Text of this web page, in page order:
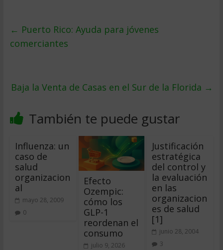
← Puerto Rico: Ayuda para jóvenes
comerciantes
Baja la Venta de Casas en el Sur de la Florida →
También te puede gustar
Influenza: un
caso de
salud
organizacion
al
mayo 28, 2009
0
Efecto
Ozempic:
cómo los
GLP-1
reordenan el
consumo
julio 9, 2026
Justificación
estratégica
del control y
la evaluación
en las
organizacion
es de salud
[1]
junio 28, 2004
3